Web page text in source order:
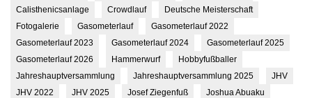
Calisthenicsanlage
Crowdlauf
Deutsche Meisterschaft
Fotogalerie
Gasometerlauf
Gasometerlauf 2022
Gasometerlauf 2023
Gasometerlauf 2024
Gasometerlauf 2025
Gasometerlauf 2026
Hammerwurf
Hobbyfußballer
Jahreshauptversammlung
Jahreshauptversammlung 2025
JHV
JHV 2022
JHV 2025 Josef Ziegenfuß
Joshua Abuaku